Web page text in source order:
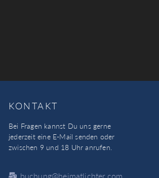
KONTAKT
Bei Fragen kannst Du uns gerne
jederzeit eine E-Mail senden oder
zwischen 9 und 18 Uhr anrufen.